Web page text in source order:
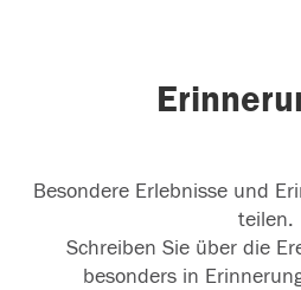
Besondere Erlebnisse und
teilen.
Schreiben Sie über die
besonders in